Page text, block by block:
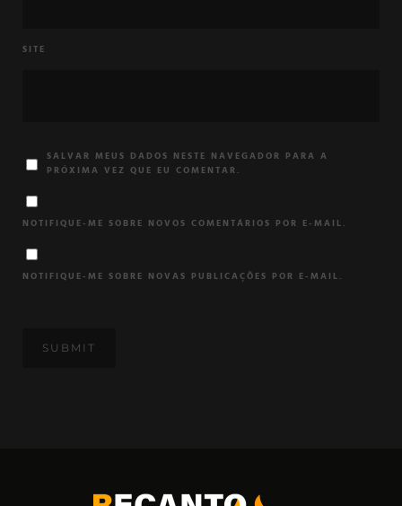
SITE
SALVAR MEUS DADOS NESTE NAVEGADOR PARA A
PRÓXIMA VEZ QUE EU COMENTAR.
NOTIFIQUE-ME SOBRE NOVOS COMENTÁRIOS POR E-MAIL.
NOTIFIQUE-ME SOBRE NOVAS PUBLICAÇÕES POR E-MAIL.